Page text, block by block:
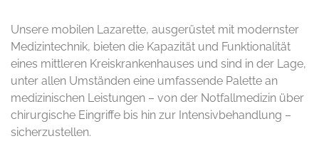
Unsere mobilen Lazarette, ausgerüstet mit modernster
Medizintechnik, bieten die Kapazität und Funktionalität
eines mittleren Kreiskrankenhauses und sind in der Lage,
unter allen Umständen eine umfassende Palette an
medizinischen Leistungen – von der Notfallmedizin über
chirurgische Eingriffe bis hin zur Intensivbehandlung –
sicherzustellen.